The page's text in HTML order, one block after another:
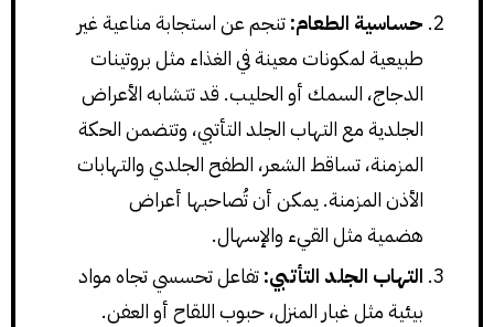
حساسية الطعام:تنجم عن استجابة مناعية غير
طبيعية لمكونات معينة في الغذاء مثل بروتينات
الدجاج، السمك أو الحليب. قد تتشابه الأعراض
الجلدية مع التهاب الجلد التأتبي، وتتضمن الحكة
المزمنة، تساقط الشعر، الطفح الجلدي والتهابات
الأذن المزمنة. يمكن أن تُصاحبها أعراض
هضمية مثل القيء والإسهال.
التهاب الجلد التأتبي:تفاعل تحسسي تجاه مواد
بيئية مثل غبار المنزل، حبوب اللقاح أو العفن.